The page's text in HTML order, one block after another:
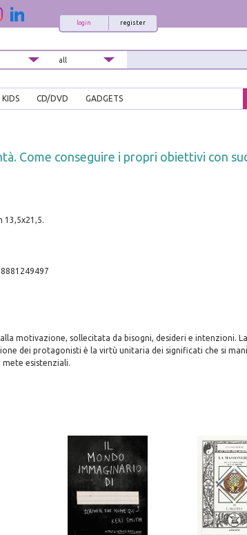
register
login
KIDS CD/DVD GADGETS
Come conseguire i propri obiettivi con
13,5x21,5.
motivazione, sollecitata da bisogni, desideri e intenzioni.
dei protagonisti è la virtù unitaria dei significati che si
esistenziali.